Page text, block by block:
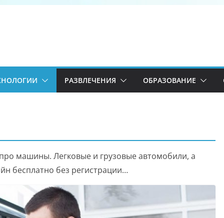
РАЗВЛЕЧЕНИЯ ОБРАЗОВАНИЕ
машины. Легковые и грузовые автомобили, а
бесплатно без регистрации…